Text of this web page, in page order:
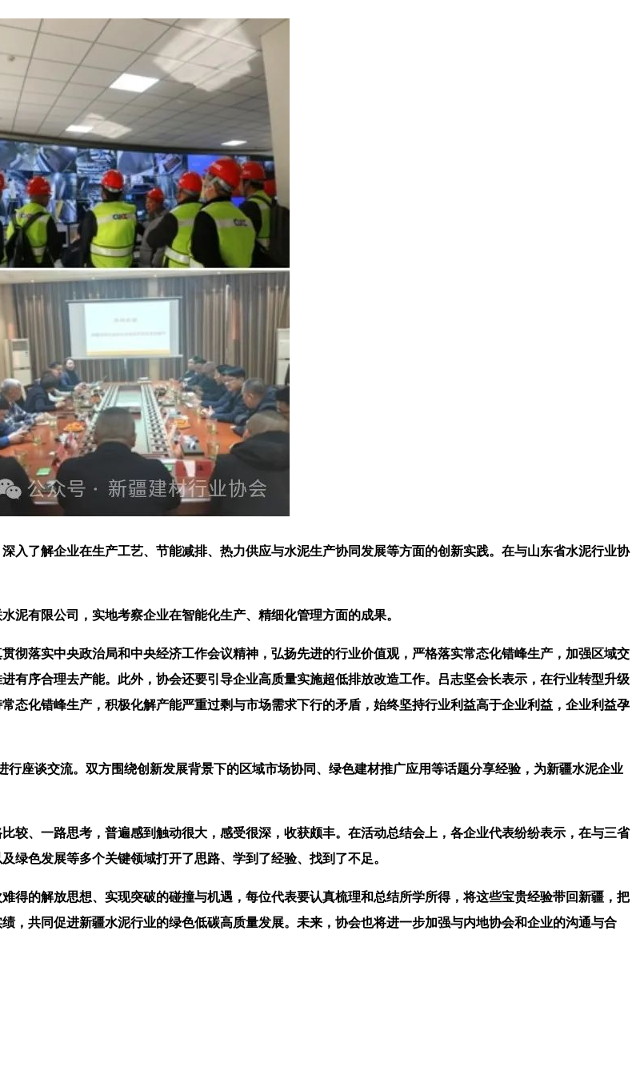
了解企业在生产工艺、节能减排、热力供应与水泥生产协同发展等方面的创新实践。在与山东省水泥行业协
有限公司，实地考察企业在智能化生产、精细化管理方面的成果。
落实中央政治局和中央经济工作会议精神，弘扬先进的行业价值观，严格落实常态化错峰生产，加强区域交
有序合理去产能。此外，协会还要引导企业高质量实施超低排放改造工作。吕志坚会长表示，在行业转型升级
态化错峰生产，积极化解产能严重过剩与市场需求下行的矛盾，始终坚持行业利益高于企业利益，企业利益孕
谈交流。双方围绕创新发展背景下的区域市场协同、绿色建材推广应用等话题分享经验，为新疆水泥企业
、一路思考，普遍感到触动很大，感受很深，收获颇丰。在活动总结会上，各企业代表纷纷表示，在与三省
绿色发展等多个关键领域打开了思路、学到了经验、找到了不足。
的解放思想、实现突破的碰撞与机遇，每位代表要认真梳理和总结所学所得，将这些宝贵经验带回新疆，把
，共同促进新疆水泥行业的绿色低碳高质量发展。未来，协会也将进一步加强与内地协会和企业的沟通与合